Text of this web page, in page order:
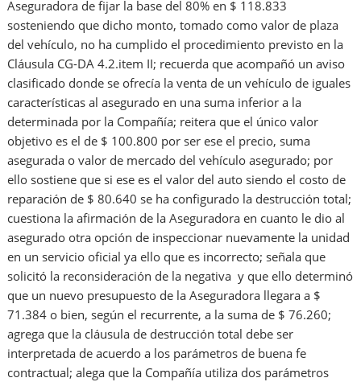
Aseguradora de fijar la base del 80% en $ 118.833
sosteniendo que dicho monto, tomado como valor de plaza
del vehículo, no ha cumplido el procedimiento previsto en la
Cláusula CG-DA 4.2.item II; recuerda que acompañó un aviso
clasificado donde se ofrecía la venta de un vehículo de iguales
características al asegurado en una suma inferior a la
determinada por la Compañía; reitera que el único valor
objetivo es el de $ 100.800 por ser ese el precio, suma
asegurada o valor de mercado del vehículo asegurado; por
ello sostiene que si ese es el valor del auto siendo el costo de
reparación de $ 80.640 se ha configurado la destrucción total;
cuestiona la afirmación de la Aseguradora en cuanto le dio al
asegurado otra opción de inspeccionar nuevamente la unidad
en un servicio oficial ya ello que es incorrecto; señala que
solicitó la reconsideración de la negativa y que ello determinó
que un nuevo presupuesto de la Aseguradora llegara a $
71.384 o bien, según el recurrente, a la suma de $ 76.260;
agrega que la cláusula de destrucción total debe ser
interpretada de acuerdo a los parámetros de buena fe
contractual; alega que la Compañía utiliza dos parámetros